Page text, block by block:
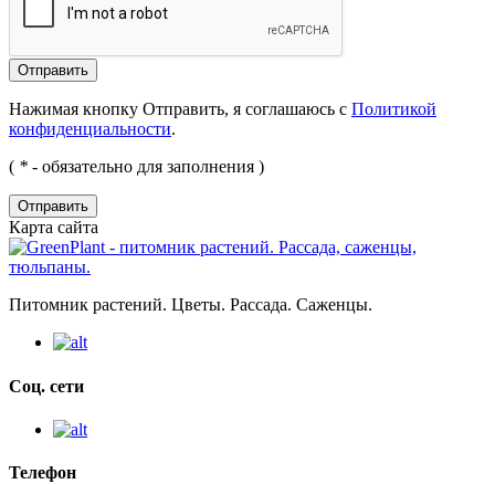
Нажимая кнопку Отправить, я соглашаюсь с Политикой
конфиденциальности.
( * - обязательно для заполнения )
Отправить
Карта сайта
Питомник растений. Цветы. Рассада. Саженцы.
Соц. сети
Телефон